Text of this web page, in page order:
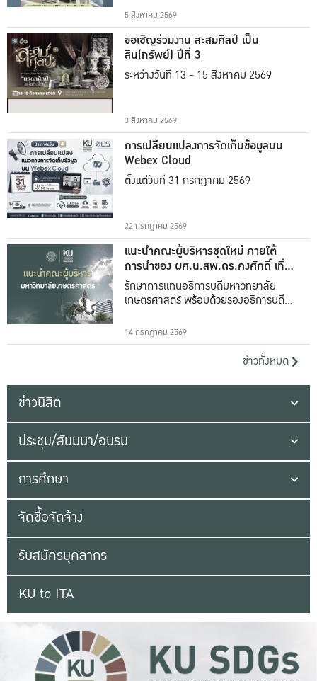
5 สิงหาคม 2569
ขอเชิญร่วมงาน สะสมศิลป์ เป็น
สิน(ทรัพย์) ปีที่ 3
ระหว่างวันที่ 13 - 15 สิงหาคม 2569
3 สิงหาคม 2569
การเปลี่ยนแปลงการจัดเก็บข้อมูลบน
Webex Cloud
ตั้งแต่วันที่ 31 กรกฎาคม 2569
22 กรกฎาคม 2569
แนะนำคณะผู้บริหารชุดใหม่ ภายใต้
การนำของ ผศ.น.สพ.ดร.คงศักดิ์ เที่ยง
ธรรม
รักษาการแทนอธิการบดีมหาวิทยาลัย
เกษตรศาสตร์ พร้อมด้วยรองอธิการบดีทั้ง
14 กรกฎาคม 2569
ข่าวทั้งหมด
ข่าวนิสิต
ประชุม/สัมมนา/อบรม
การศึกษา
จัดซื้อจัดจ้าง
รับสมัครบุคลากร
KU to ITA